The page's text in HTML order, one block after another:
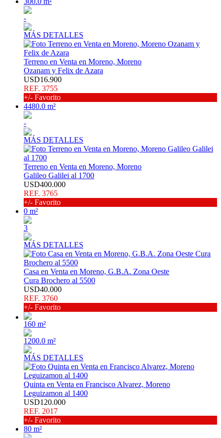
-
MÁS DETALLES
Terreno en Venta en Moreno, Moreno
Ozanam y Felix de Azara
USD16.900
REF. 3755
+/- Favorito
4480.0 m²
-
MÁS DETALLES
Terreno en Venta en Moreno, Moreno
Galileo Galilei al 1700
USD400.000
REF. 3765
+/- Favorito
0 m²
3
MÁS DETALLES
Casa en Venta en Moreno, G.B.A. Zona Oeste
Cura Brochero al 5500
USD40.000
REF. 3760
+/- Favorito
160 m²
1200.0 m²
MÁS DETALLES
Quinta en Venta en Francisco Alvarez, Moreno
Leguizamon al 1400
USD120.000
REF. 2017
+/- Favorito
80 m²